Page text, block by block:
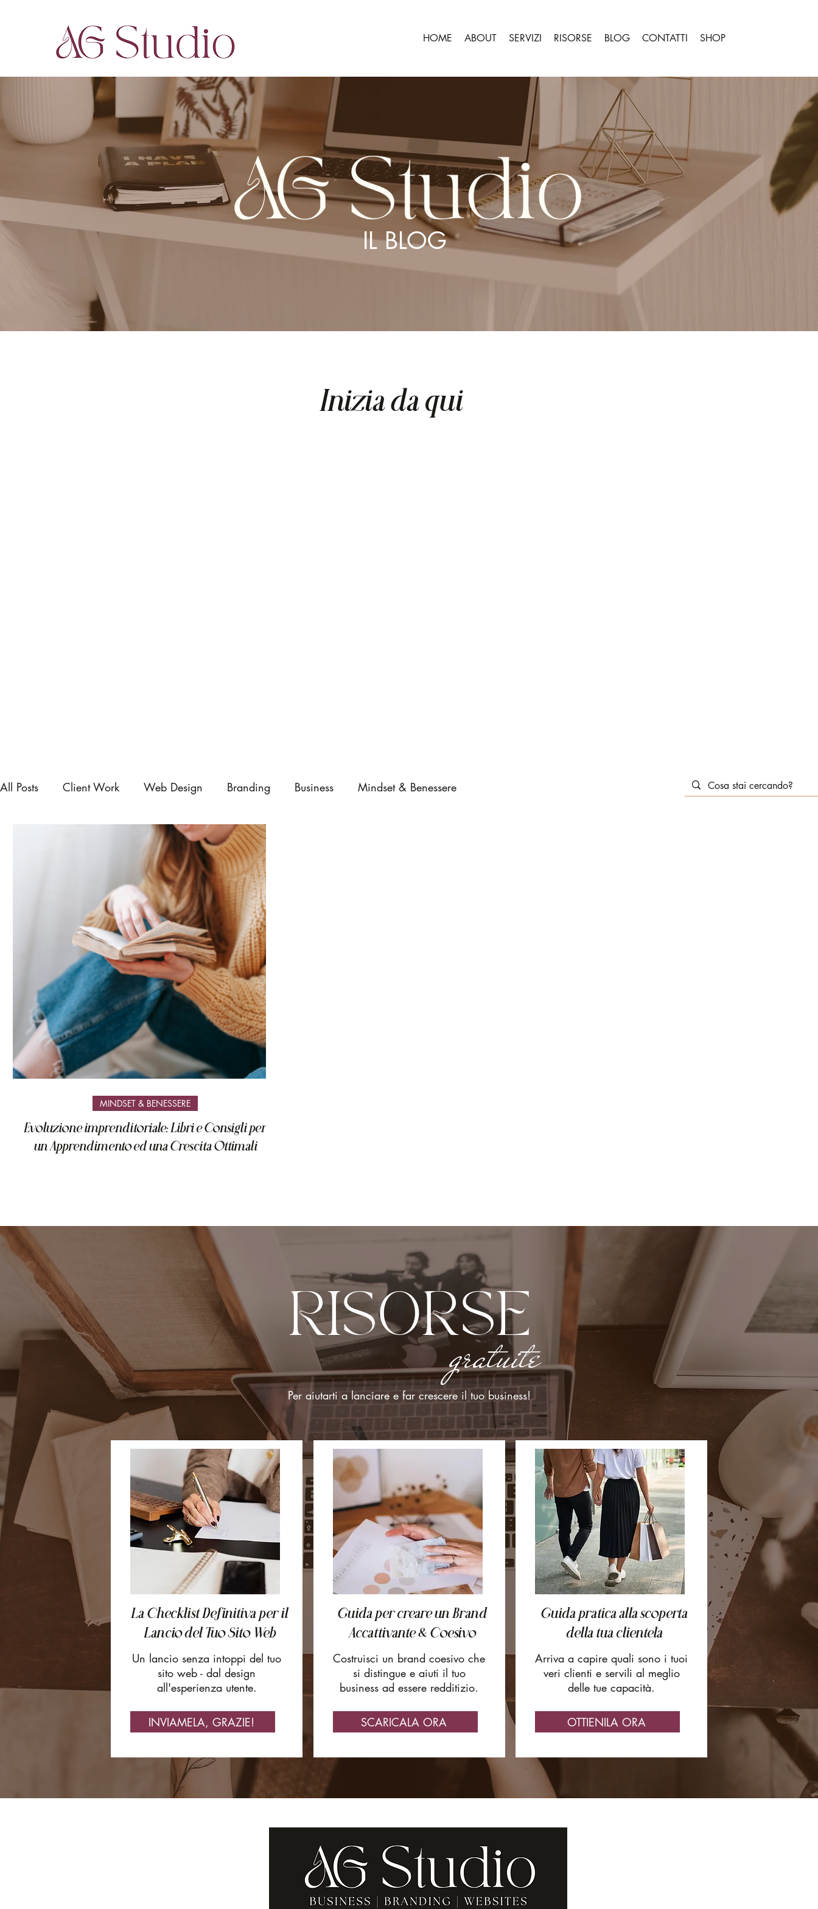
HOME ABOUT SERVIZI RISORSE BLOG CONTATTI SHOP
IL BLOG
Inizia da qui
All Posts Client Work Web Design Branding Business Mindset & Benessere
Evoluzione imprenditoriale: Libri e Consigli per
un Apprendimento ed una Crescita Ottimali
MINDSET & BENESSERE
RISORSE
gratuite
Per aiutarti a lanciare e far crescere il tuo business!
La Checklist Definitiva per il
Lancio del Tuo Sito Web
Un lancio senza intoppi del tuo
sito web - dal design
all'esperienza utente.
INVIAMELA, GRAZIE!
Guida per creare un Brand
Accattivante & Coesivo
Costruisci un brand coesivo che
si distingue e aiuti il tuo
business ad essere redditizio.
SCARICALA ORA
Guida pratica alla scoperta
della tua clientela
Arriva a capire quali sono i tuoi
veri clienti e servili al meglio
delle tue capacità.
OTTIENILA ORA